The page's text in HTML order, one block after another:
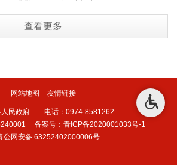
查看更多
网站地图 友情链接
人民政府 电话：0974-8581262
备案号：青ICP备2020001033号-1
公网安备 63252402000006号